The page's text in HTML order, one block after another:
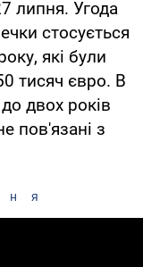
липня. Угода
стосується
які були
тисяч євро. В
двох років
пов'язані з